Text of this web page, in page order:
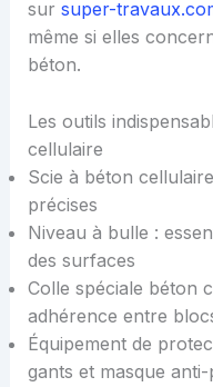
sur super-
même si elles
béton.
Les outils
cellulaire
Scie à béton
précises
Niveau à bulle :
des surfaces
Colle spéciale béton
adhérence entre
Équipement de
gants et masque